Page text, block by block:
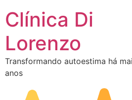
Clínica Di
Lorenzo
Transformando autoestima há
anos